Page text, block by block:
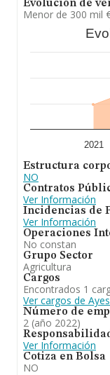
Evolución de
Menor de 300 mil
2021
Estructura
NO
Contratos
Ver Información
Incidencias de
Ver Información
Operaciones
No constan
Grupo Sector
Agricultura
Cargos
Encontrados 1
Ver cargos de
Número de
2 (año 2022)
Ver Información
Cotiza en Bolsa
NO